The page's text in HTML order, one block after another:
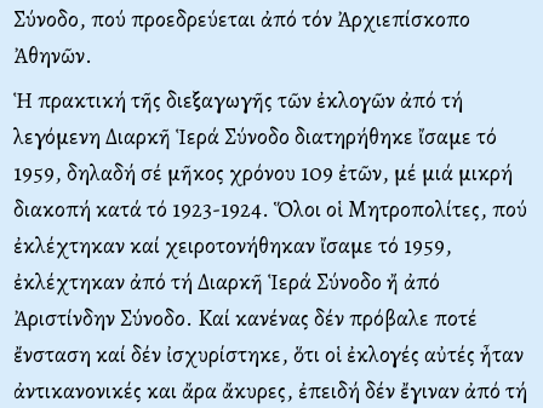
Σύνοδο, πού προεδρεύεται ἀπό τόν Ἀρχιεπίσκοπο
Ἀθηνῶν.
Ἡ πρακτική τῆς διεξαγωγῆς τῶν ἐκλογῶν ἀπό τή
λεγόμενη Διαρκῆ Ἱερά Σύνοδο διατηρήθηκε ἴσαμε τό
1959, δηλαδή σέ μῆκος χρόνου 109 ἐτῶν, μέ μιά μικρή
διακοπή κατά τό 1923-1924. Ὅλοι οἱ Mητροπολίτες, πού
ἐκλέχτηκαν καί χειροτονήθηκαν ἴσαμε τό 1959,
ἐκλέχτηκαν ἀπό τή Διαρκῆ Ἱερά Σύνοδο ἤ ἀπό
Ἀριστίνδην Σύνοδο. Kαί κανένας δέν πρόβαλε ποτέ
ἔνσταση καί δέν ἰσχυρίστηκε, ὅτι οἱ ἐκλογές αὐτές ἦταν
ἀντικανονικές και ἄρα ἄκυρες, ἐπειδή δέν ἔγιναν ἀπό τή